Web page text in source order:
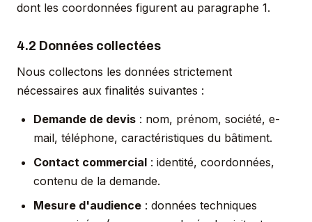
dont les coordonnées figurent au paragraphe 1.
4.2 Données collectées
Nous collectons les données strictement
nécessaires aux finalités suivantes :
Demande de devis : nom, prénom, société, e-
mail, téléphone, caractéristiques du bâtiment.
Contact commercial : identité, coordonnées,
contenu de la demande.
Mesure d'audience : données techniques